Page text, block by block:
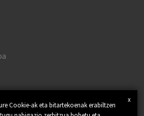
x
Cookie-ak eta bitartekoenak erabiltzen